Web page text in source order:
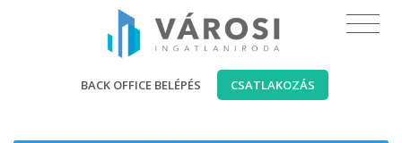
BACK OFFICE BELÉPÉS CSATLAKOZÁS